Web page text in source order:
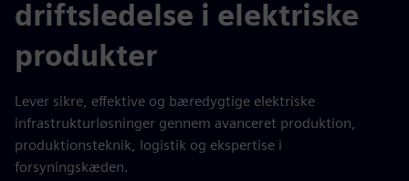
driftsledelse i elektriske
produkter
Lever sikre, effektive og bæredygtige elektriske
infrastrukturløsninger gennem avanceret produktion,
produktionsteknik, logistik og ekspertise i
forsyningskæden.